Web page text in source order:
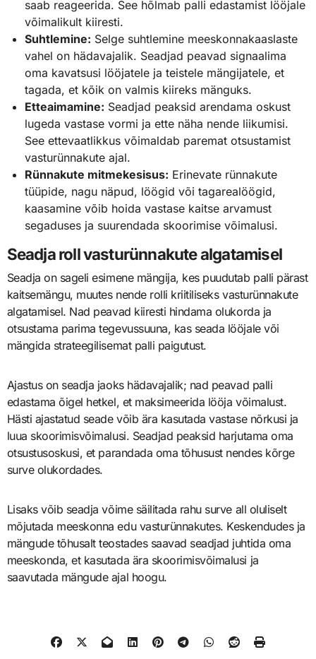
saab reageerida. See hõlmab palli edastamist lööjale
võimalikult kiiresti.
Suhtlemine: Selge suhtlemine meeskonnakaaslaste
vahel on hädavajalik. Seadjad peavad signaalima
oma kavatsusi lööjatele ja teistele mängijatele, et
tagada, et kõik on valmis kiireks mänguks.
Etteaimamine: Seadjad peaksid arendama oskust
lugeda vastase vormi ja ette näha nende liikumisi.
See ettevaatlikkus võimaldab paremat otsustamist
vasturünnakute ajal.
Rünnakute mitmekesisus: Erinevate rünnakute
tüüpide, nagu näpud, löögid või tagarealöögid,
kaasamine võib hoida vastase kaitse arvamust
segaduses ja suurendada skoorimise võimalusi.
Seadja roll vasturünnakute algatamisel
Seadja on sageli esimene mängija, kes puudutab palli pärast
kaitsemängu, muutes nende rolli kriitiliseks vasturünnakute
algatamisel. Nad peavad kiiresti hindama olukorda ja
otsustama parima tegevussuuna, kas seada lööjale või
mängida strateegilisemat palli paigutust.
Ajastus on seadja jaoks hädavajalik; nad peavad palli
edastama õigel hetkel, et maksimeerida lööja võimalust.
Hästi ajastatud seade võib ära kasutada vastase nõrkusi ja
luua skoorimisvõimalusi. Seadjad peaksid harjutama oma
otsustusoskusi, et parandada oma tõhusust nendes kõrge
surve olukordades.
Lisaks võib seadja võime säilitada rahu surve all oluliselt
mõjutada meeskonna edu vasturünnakutes. Keskendudes ja
mängude tõhusalt teostades saavad seadjad juhtida oma
meeskonda, et kasutada ära skoorimisvõimalusi ja
saavutada mängude ajal hoogu.